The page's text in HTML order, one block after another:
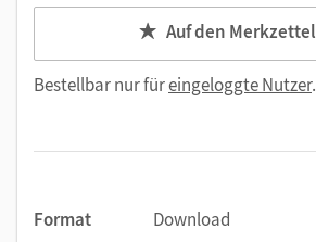
Auf den Merkzettel
Bestellbar nur füreingeloggte Nutzer.
Format
Download